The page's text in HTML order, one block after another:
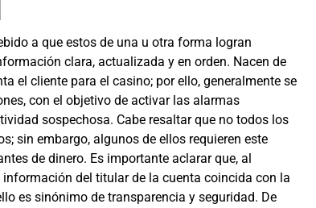
a que estos de una u otra forma logran
clara, actualizada y en orden. Nacen de
el cliente para el casino; por ello, generalmente se
con el objetivo de activar las alarmas
sospechosa. Cabe resaltar que no todos los
sin embargo, algunos de ellos requieren este
de dinero. Es importante aclarar que, al
del titular de la cuenta coincida con la
es sinónimo de transparencia y seguridad. De